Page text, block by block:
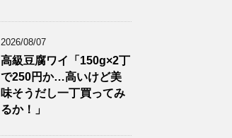
2026/08/07
高級豆腐ワイ「150g×2丁
で250円か…高いけど美
味そうだし一丁買ってみ
るか！」